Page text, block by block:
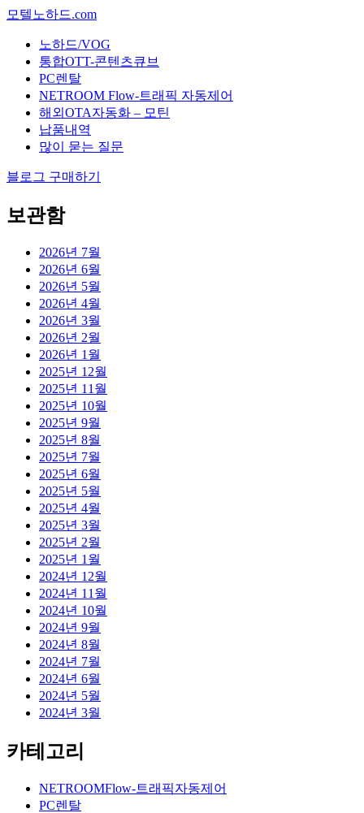
모텔노하드.com
노하드/VOG
통합OTT-콘텐츠큐브
PC렌탈
NETROOM Flow-트래픽 자동제어
해외OTA자동화 – 모틴
납품내역
많이 묻는 질문
블로그 구매하기
보관함
2026년 7월
2026년 6월
2026년 5월
2026년 4월
2026년 3월
2026년 2월
2026년 1월
2025년 12월
2025년 11월
2025년 10월
2025년 9월
2025년 8월
2025년 7월
2025년 6월
2025년 5월
2025년 4월
2025년 3월
2025년 2월
2025년 1월
2024년 12월
2024년 11월
2024년 10월
2024년 9월
2024년 8월
2024년 7월
2024년 6월
2024년 5월
2024년 3월
카테고리
NETROOMFlow-트래픽자동제어
PC렌탈